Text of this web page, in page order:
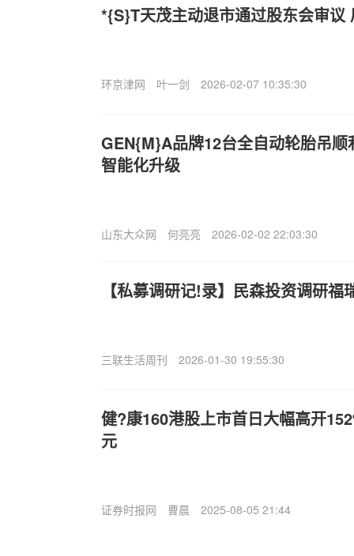
*{S}T天茂主动退市通过股东会审议
环京津网 叶一剑 2026-02-07 10:35:30
GEN{M}A品牌12台全自动轮胎吊
智能化升级
山东大众网 何亮亮 2026-02-02 22:03:30
【私募调研记!录】民森投资调研福
三联生活周刊 2026-01-30 19:55:30
健?康160港股上市首日大幅高开
元
证券时报网 曹晨 2025-08-05 21:44